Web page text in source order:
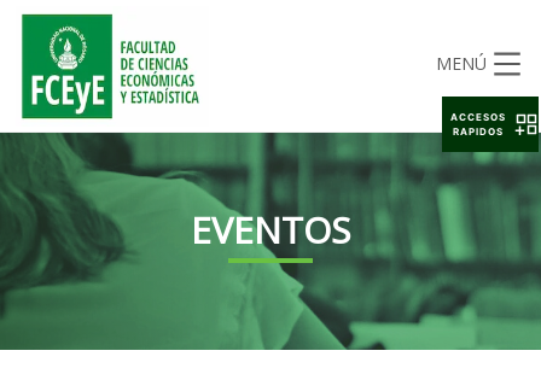
MENÚ
EVENTOS
ACCESOS
RAPIDOS